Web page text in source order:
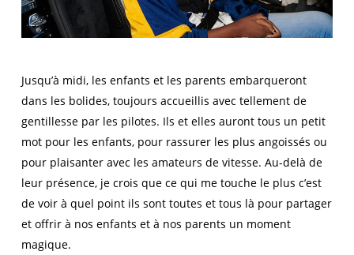
Jusqu’à midi, les enfants et les parents embarqueront
dans les bolides, toujours accueillis avec tellement de
gentillesse par les pilotes. Ils et elles auront tous un petit
mot pour les enfants, pour rassurer les plus angoissés ou
pour plaisanter avec les amateurs de vitesse. Au-delà de
leur présence, je crois que ce qui me touche le plus c’est
de voir à quel point ils sont toutes et tous là pour partager
et offrir à nos enfants et à nos parents un moment
magique.